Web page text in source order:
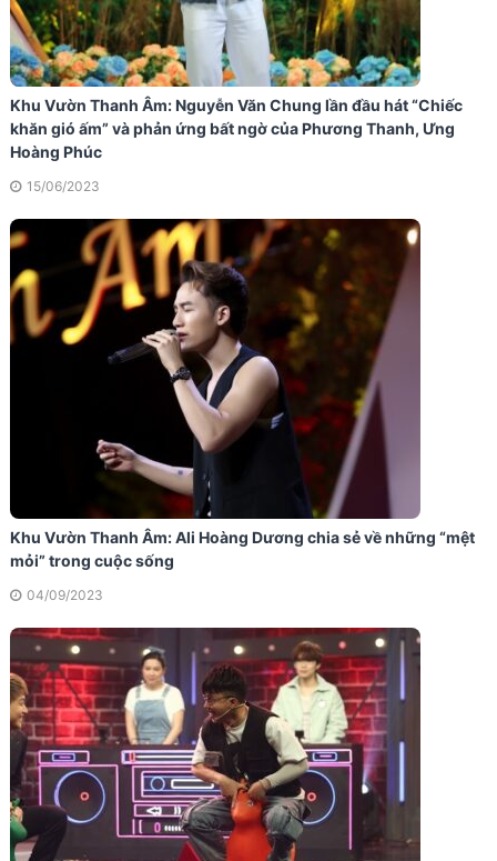
Khu Vườn Thanh Âm: Nguyễn Văn Chung lần đầu hát “Chiếc
khăn gió ấm” và phản ứng bất ngờ của Phương Thanh, Ưng
Hoàng Phúc
15/06/2023
Khu Vườn Thanh Âm: Ali Hoàng Dương chia sẻ về những “mệt
mỏi” trong cuộc sống
04/09/2023